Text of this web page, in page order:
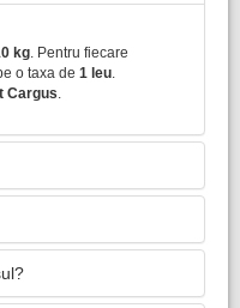
kg . Pentru fiecare
o taxa de 1 leu
Cargus